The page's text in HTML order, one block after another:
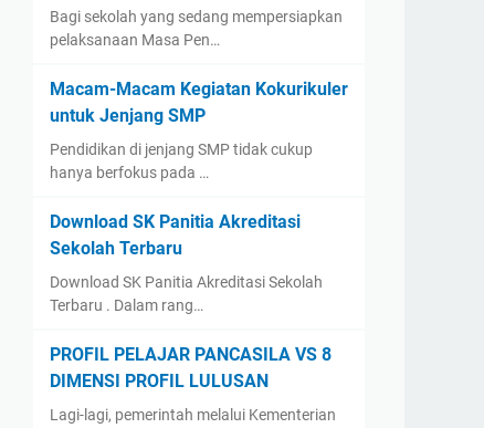
Bagi sekolah yang sedang mempersiapkan
pelaksanaan Masa Pen…
Macam-Macam Kegiatan Kokurikuler
untuk Jenjang SMP
Pendidikan di jenjang SMP tidak cukup
hanya berfokus pada …
Download SK Panitia Akreditasi
Sekolah Terbaru
Download SK Panitia Akreditasi Sekolah
Terbaru . Dalam rang…
PROFIL PELAJAR PANCASILA VS 8
DIMENSI PROFIL LULUSAN
Lagi-lagi, pemerintah melalui Kementerian